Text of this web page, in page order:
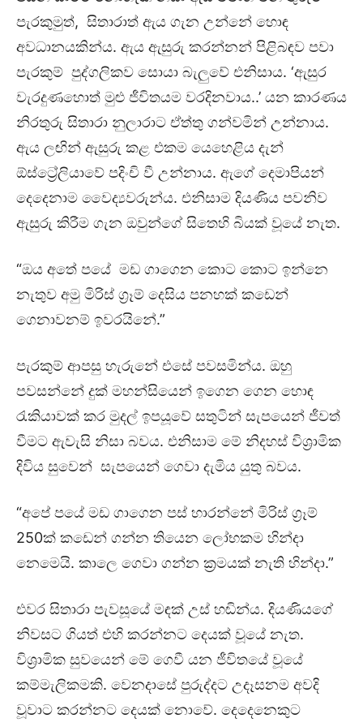
පැරකුමුත්, සිතාරාත් ඇය ගැන උන්නේ හොඳ
අවධානයකින්ය. ඇය ඇසුරු කරන්නන් පිළිබඳව පවා
පැරකුම් පුද්ගලිකව සොයා බැලුවේ එනිසාය. ‘ඇසුර
වැරදුණහොත් මුළු ජීවිතයම වරදිනවාය..’ යන කාරණය
නිරතුරු සිතාරා නුලාරාට ඒත්තු ගන්වමින් උන්නාය.
ඇය ලඟින් ඇසුරු කළ එකම යෙහෙළිය දැන්
ඕස්ට්‍රේලියාවේ පදිංචි වී උන්නාය. ඇගේ දෙමාපියන්
දෙදෙනාම වෛද්‍යවරුන්ය. එනිසාම දියණිය පවනිව
ඇසුරු කිරීම ගැන ඔවුන්ගේ සිතෙහි බියක් වූයේ නැත.
“ඔය අතේ පයේ මඩ ගාගෙන කොට කොට ඉන්නෙ
නැතුව අමු මිරිස් ග්‍රෑම් දෙසිය පනහක් කඩෙන්
ගෙනාවනම් ඉවරයිනේ.”
පැරකුම් ආපසු හැරුනේ එසේ පවසමින්ය. ඔහු
පවසන්නේ දුක් මහන්සියෙන් ඉගෙන ගෙන හොඳ
රැකියාවක් කර මුදල් ඉපයූවේ සතුටින් සැපයෙන් ජීවත්
වීමට ඇවැසි නිසා බවය. එනිසාම මේ නිදහස් විශ්‍රාමික
දිවිය සුවෙන් සැපයෙන් ගෙවා දැමිය යුතු බවය.
“අපේ පයේ මඩ ගාගෙන පස් හාරන්නේ මිරිස් ග්‍රෑම්
250ක් කඩෙන් ගන්න තියෙන ලෝභකම හින්දා
නෙමෙයි. කාලෙ ගෙවා ගන්න ක්‍රමයක් නැති හින්දා.”
එවර සිතාරා පැවසූයේ මඳක් උස් හඬින්ය. දියණියගේ
නිවසට ගියත් එහි කරන්නට දෙයක් වූයේ නැත.
විශ්‍රාමික සුවයෙන් මේ ගෙවී යන ජීවිතයේ වූයේ
කම්මැලිකමකි. වෙනදාසේ පුරුද්දට උදෑසනම අවදි
වූවාට කරන්නට දෙයක් නොවේ. දෙදෙනෙකුට